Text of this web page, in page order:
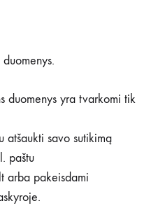
duomenys yra tvarkomi tik
atšaukti savo sutikimą
paštu
arba pakeisdami